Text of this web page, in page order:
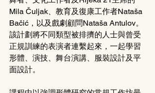
Mila Čuljak、教育及復康工作者Nataša
Bačić，以及戲劇顧問Nataša Antulov。
該計劃將不同類型被排擠的人士與曾受
正規訓練的表演者連繫起來，一起學習
形體、演技、舞台演講、服裝設計及平
面設計。